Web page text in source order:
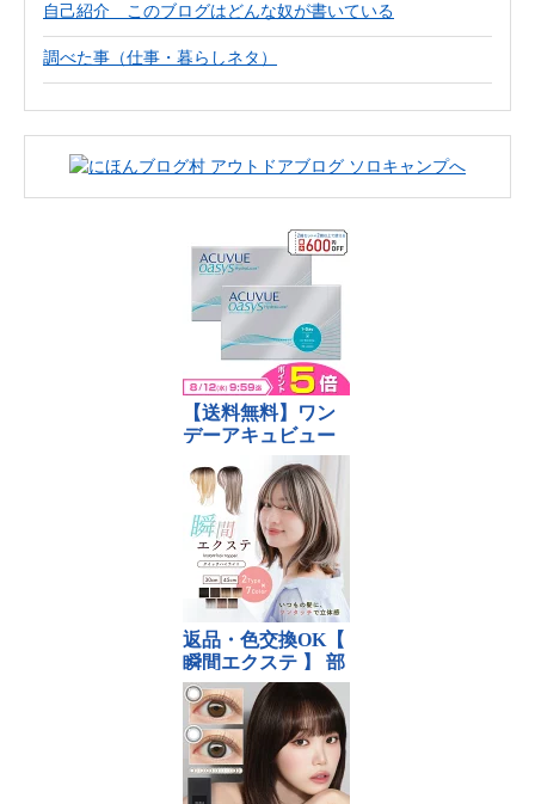
自己紹介 このブログはどんな奴が書いている
調べた事（仕事・暮らしネタ）